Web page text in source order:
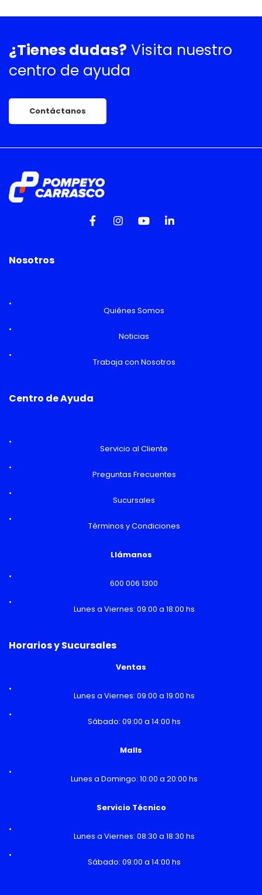
¿Tienes dudas? Visita nuestro
centro de ayuda
Contáctanos
Nosotros
Quiénes Somos
Noticias
Trabaja con Nosotros
Centro de Ayuda
Servicio al Cliente
Preguntas Frecuentes
Sucursales
Términos y Condiciones
Llámanos
600 006 1300
Lunes a Viernes: 09:00 a 18:00 hs
Horarios y Sucursales
Ventas
Lunes a Viernes: 09:00 a 19:00 hs
Sábado: 09:00 a 14:00 hs
Malls
Lunes a Domingo: 10:00 a 20:00 hs
Servicio Técnico
Lunes a Viernes: 08:30 a 18:30 hs
Sábado: 09:00 a 14:00 hs